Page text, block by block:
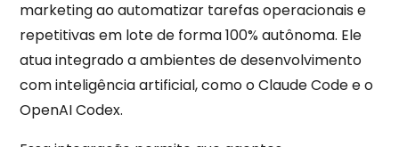
marketing ao automatizar tarefas operacionais e
repetitivas em lote de forma 100% autônoma. Ele
atua integrado a ambientes de desenvolvimento
com inteligência artificial, como o Claude Code e o
OpenAI Codex.